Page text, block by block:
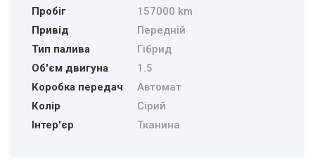
Пробіг
157000 km
Привід
Передній
Тип палива
Гібрид
Об'єм двигуна
1.5
Коробка передач
Автомат
Колір
Сірий
Інтер'єр
Тканина